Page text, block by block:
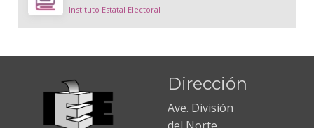
Instituto Estatal Electoral
Dirección
Ave. División